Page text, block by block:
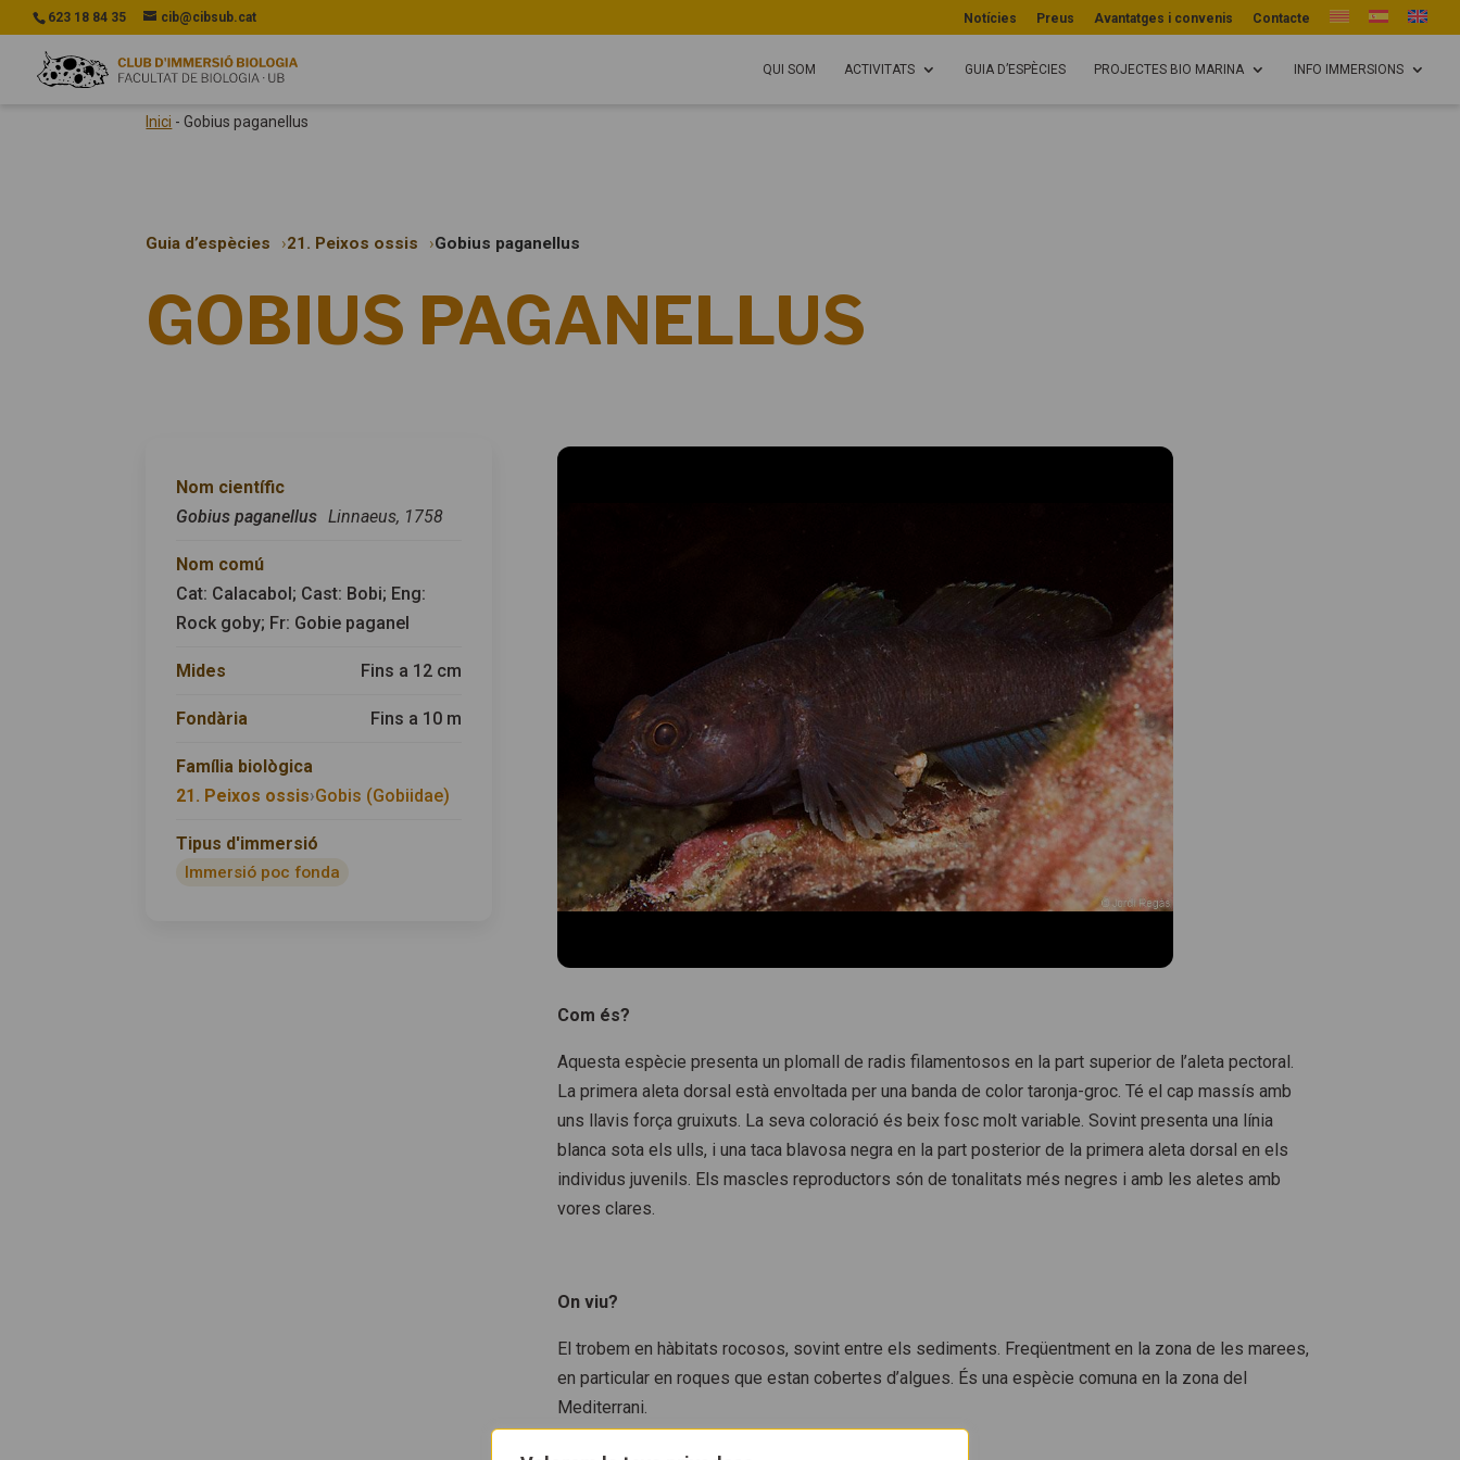
623 18 84 35 cib@cibsub.cat Notícies Preus Avantatges i convenis Contacte
QUI SOM ACTIVITATS GUIA D’ESPÈCIES PROJECTES BIO MARINA INFO IMMERSIONS
Inici -Gobius paganellus
Guia d’espècies 21. Peixos ossis Gobius paganellus
GOBIUS PAGANELLUS
Nom científic
Gobius paganellus Linnaeus, 1758
Nom comú
Cat: Calacabol; Cast: Bobi; Eng:
Rock goby; Fr: Gobie paganel
Mides Fins a 12 cm
Fondària Fins a 10 m
Família biològica
21. Peixos ossis›Gobis (Gobiidae)
Tipus d'immersió
Immersió poc fonda
Com és?
Aquesta espècie presenta un plomall de radis filamentosos en la part superior de l’aleta pectoral.
La primera aleta dorsal està envoltada per una banda de color taronja-groc. Té el cap massís amb
uns llavis força gruixuts. La seva coloració és beix fosc molt variable. Sovint presenta una línia
blanca sota els ulls, i una taca blavosa negra en la part posterior de la primera aleta dorsal en els
individus juvenils. Els mascles reproductors són de tonalitats més negres i amb les aletes amb
vores clares.
On viu?
El trobem en hàbitats rocosos, sovint entre els sediments. Freqüentment en la zona de les marees,
en particular en roques que estan cobertes d’algues. És una espècie comuna en la zona del
Mediterrani.